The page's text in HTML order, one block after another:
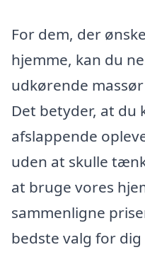
For dem, der
hjemme, kan du
udkørende
Det betyder, at du
afslappende
uden at skulle
at bruge vores
sammenligne
bedste valg for dig